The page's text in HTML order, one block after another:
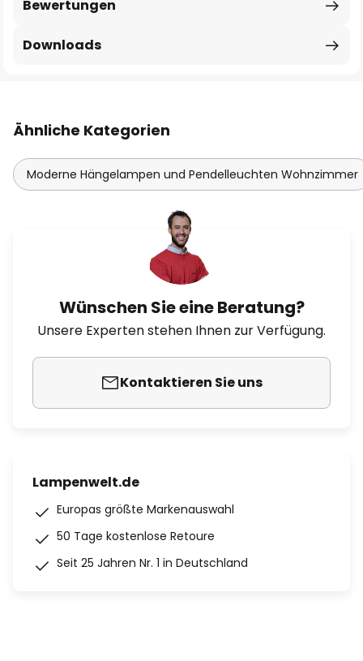
Bewertungen
Downloads
Ähnliche Kategorien
Moderne Hängelampen und Pendelleuchten Wohnzimmer
Wünschen Sie eine Beratung?
Unsere Experten stehen Ihnen zur Verfügung.
Kontaktieren Sie uns
Lampenwelt.de
Europas größte Markenauswahl
50 Tage kostenlose Retoure
Seit 25 Jahren Nr. 1 in Deutschland